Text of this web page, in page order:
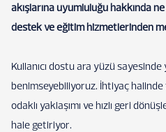
akışlarına uyumluluğu hakkında
destek ve eğitim hizmetlerinden
Kullanıcı dostu ara yüzü sayesinde
benimseyebiliyoruz. İhtiyaç
odaklı yaklaşımı ve hızlı geri
hale getiriyor.